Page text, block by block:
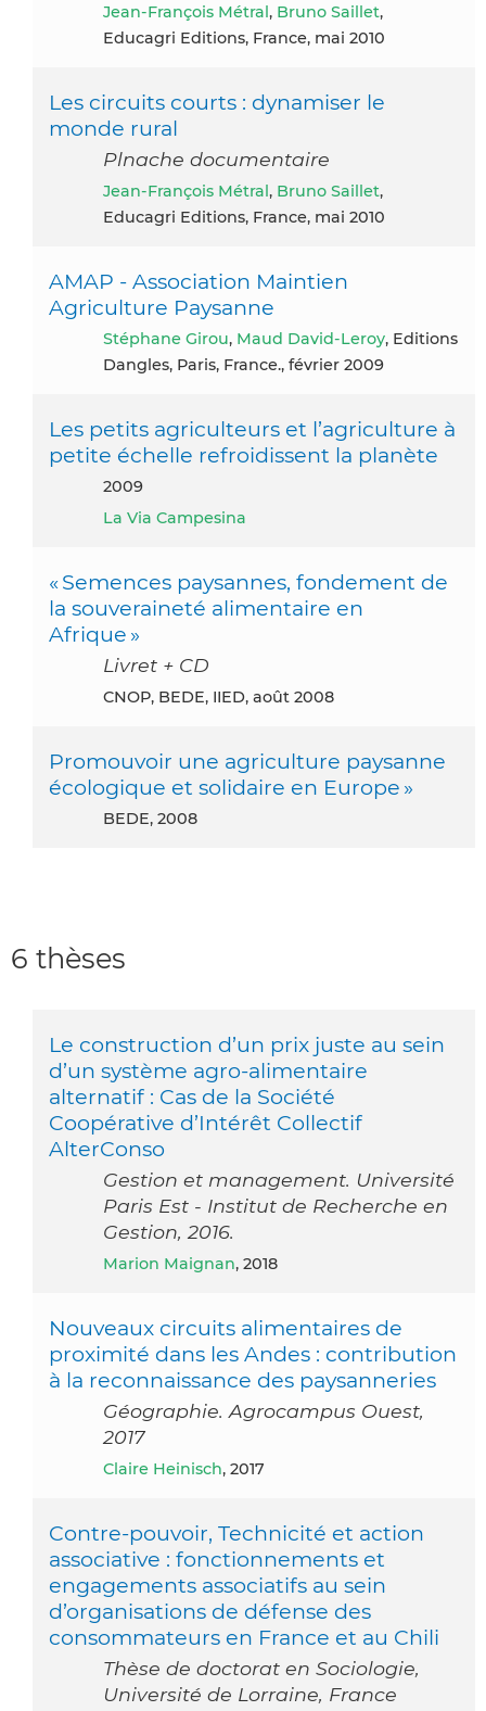
Jean-François Métral, Bruno Saillet,
Educagri Editions, France, mai 2010
Les circuits courts : dynamiser le
monde rural
Plnache documentaire
Jean-François Métral, Bruno Saillet,
Educagri Editions, France, mai 2010
AMAP - Association Maintien
Agriculture Paysanne
Stéphane Girou, Maud David-Leroy, Editions
Dangles, Paris, France., février 2009
Les petits agriculteurs et l’agriculture à
petite échelle refroidissent la planète
2009
La Via Campesina
« Semences paysannes, fondement de
la souveraineté alimentaire en
Afrique »
Livret + CD
CNOP, BEDE, IIED, août 2008
Promouvoir une agriculture paysanne
écologique et solidaire en Europe »
BEDE, 2008
6 thèses
Le construction d’un prix juste au sein
d’un système agro-alimentaire
alternatif : Cas de la Société
Coopérative d’Intérêt Collectif
AlterConso
Gestion et management. Université
Paris Est - Institut de Recherche en
Gestion, 2016.
Marion Maignan, 2018
Nouveaux circuits alimentaires de
proximité dans les Andes : contribution
à la reconnaissance des paysanneries
Géographie. Agrocampus Ouest,
2017
Claire Heinisch, 2017
Contre-pouvoir, Technicité et action
associative : fonctionnements et
engagements associatifs au sein
d’organisations de défense des
consommateurs en France et au Chili
Thèse de doctorat en Sociologie,
Université de Lorraine, France